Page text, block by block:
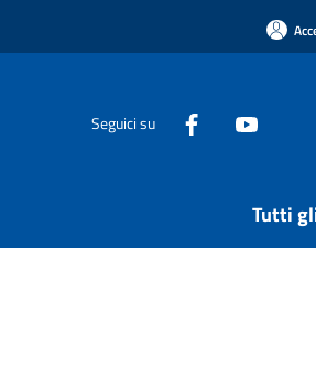
Seguici su
Tutti